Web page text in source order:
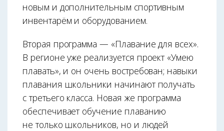
новым и дополнительным спортивным
инвентарём и оборудованием.
Вторая программа — «Плавание для всех».
В регионе уже реализуется проект «Умею
плавать», и он очень востребован; навыки
плавания школьники начинают получать
с третьего класса. Новая же программа
обеспечивает обучение плаванию
не только школьников, но и людей